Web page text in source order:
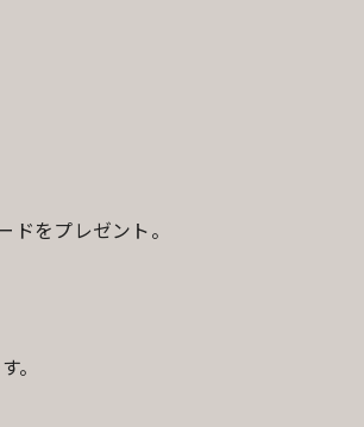
をプレゼント。
。